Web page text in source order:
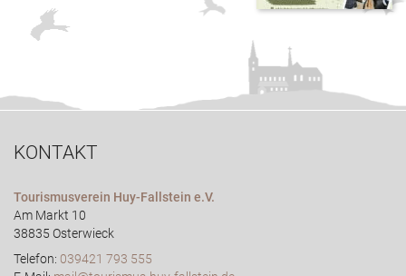
KONTAKT
Tourismusverein Huy-Fallstein e.V.
Am Markt 10
38835 Osterwieck
Telefon: 039421 793 555